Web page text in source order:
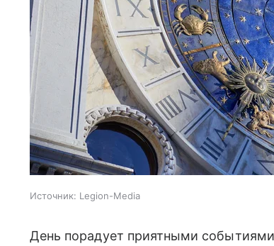
Источник: Legion-Media
День порадует приятными